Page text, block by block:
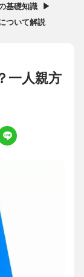
基礎知識 ▶︎
ついて解説
一人親方